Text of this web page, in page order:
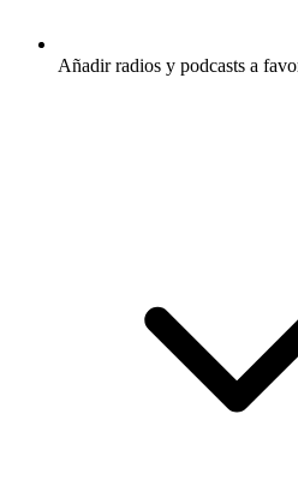
Añadir radios y podcasts a